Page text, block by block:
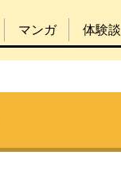
マンガ 体験談